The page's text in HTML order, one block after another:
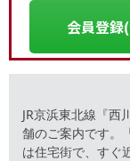
会員登録
JR京浜東北線『西
舗のご案内です。
は住宅街で、すぐ